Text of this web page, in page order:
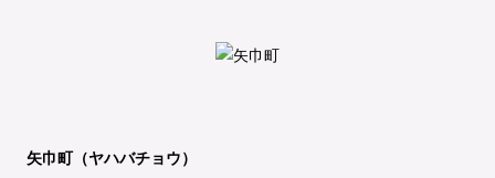
矢巾町（ヤハバチョウ）